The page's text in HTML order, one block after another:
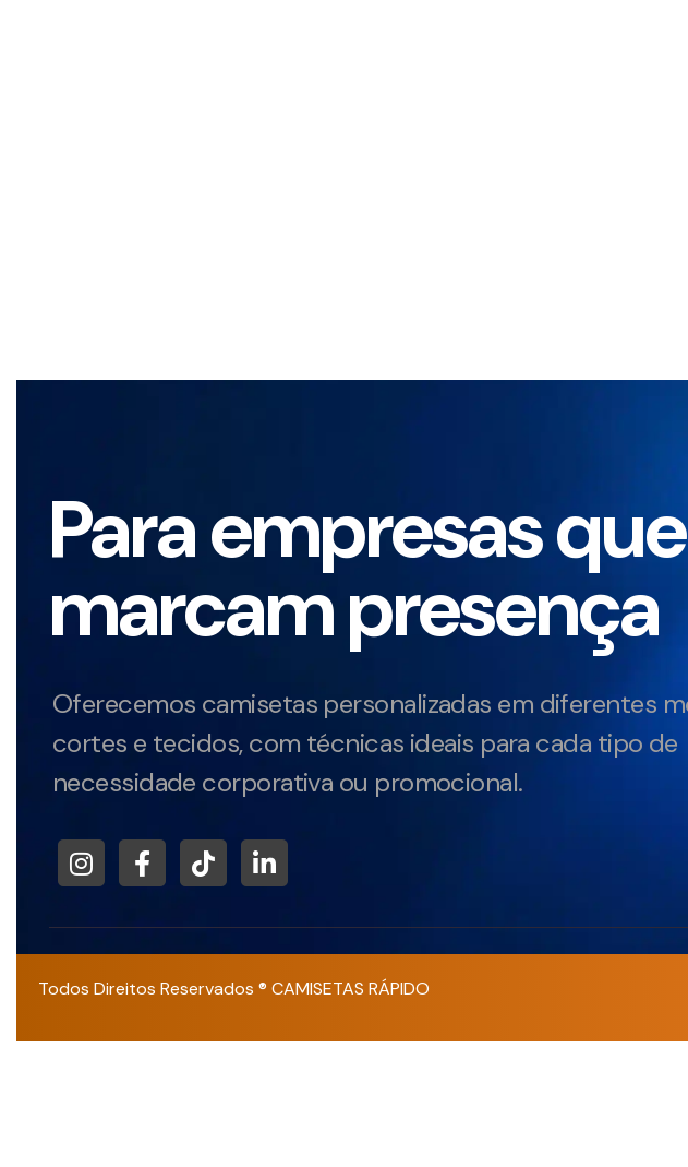
Para empresas que
marcam presença
Oferecemos camisetas personalizadas em diferentes
cortes e tecidos, com técnicas ideais para cada tipo de
necessidade corporativa ou promocional.
Todos Direitos Reservados ® CAMISETAS RÁPIDO